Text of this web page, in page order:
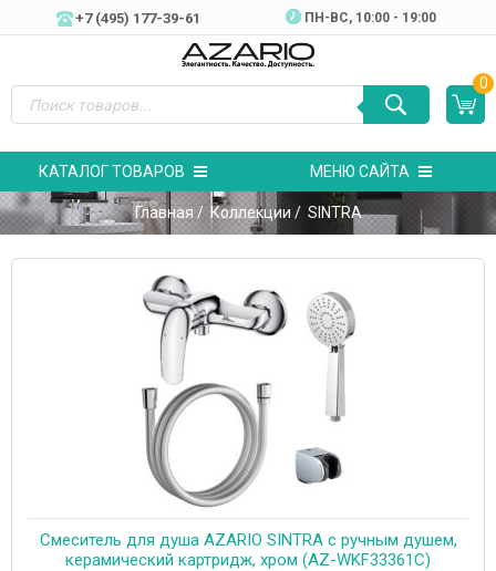
+7 (495) 177-39-61 ПН-ВC, 10:00 - 19:00
0
КАТАЛОГ ТОВАРОВ МЕНЮ САЙТА
Главная/Коллекции / SINTRA
Смеситель для душа AZARIO SINTRA с ручным душем,
керамический картридж, хром (AZ-WKF33361C)